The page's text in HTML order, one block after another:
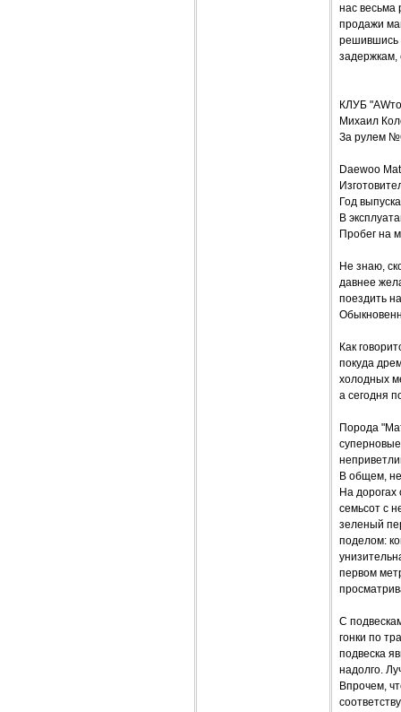
нас весьма
продажи
решившись
задержкам,
КЛУБ
Михаил
За рулем
Daewoo
Год
В
Пробег на
Не знаю,
давнее
поездить
Как
покуда
холодных
а сегодня
Порода
В общем,
На
семьсот с
зеленый
поделом:
первом
С
гонки по
подвеска
надолго.
Впрочем,